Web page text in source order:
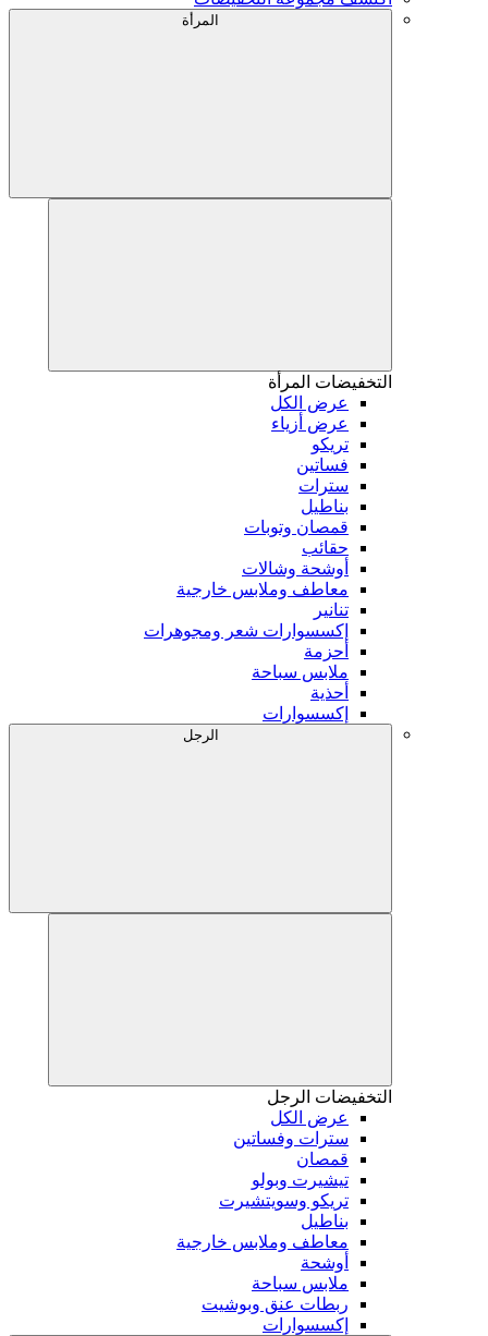
المرأة
التخفيضات المرأة
عرض الكل
عرض أزياء
تريكو
فساتين
سترات
بناطيل
قمصان وتوبات
حقائب
أوشحة وشالات
معاطف وملابس خارجية
تنانير
إكسسوارات شعر ومجوهرات
أحزمة
ملابس سباحة
أحذية
إكسسوارات
الرجل
التخفيضات الرجل
عرض الكل
سترات وفساتين
قمصان
تيشيرت وبولو
تريكو وسويتشيرت
بناطيل
معاطف وملابس خارجية
أوشحة
ملابس سباحة
ربطات عنق وبوشيت
إكسسوارات